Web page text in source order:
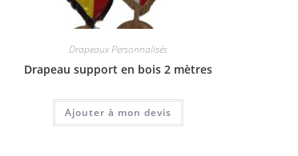
Drapeaux Personnalisés
Drapeau support en bois 2 mètres
Ajouter à mon devis